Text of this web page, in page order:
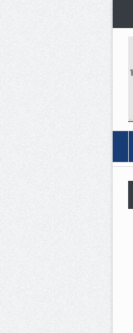
التوسع في المملكة